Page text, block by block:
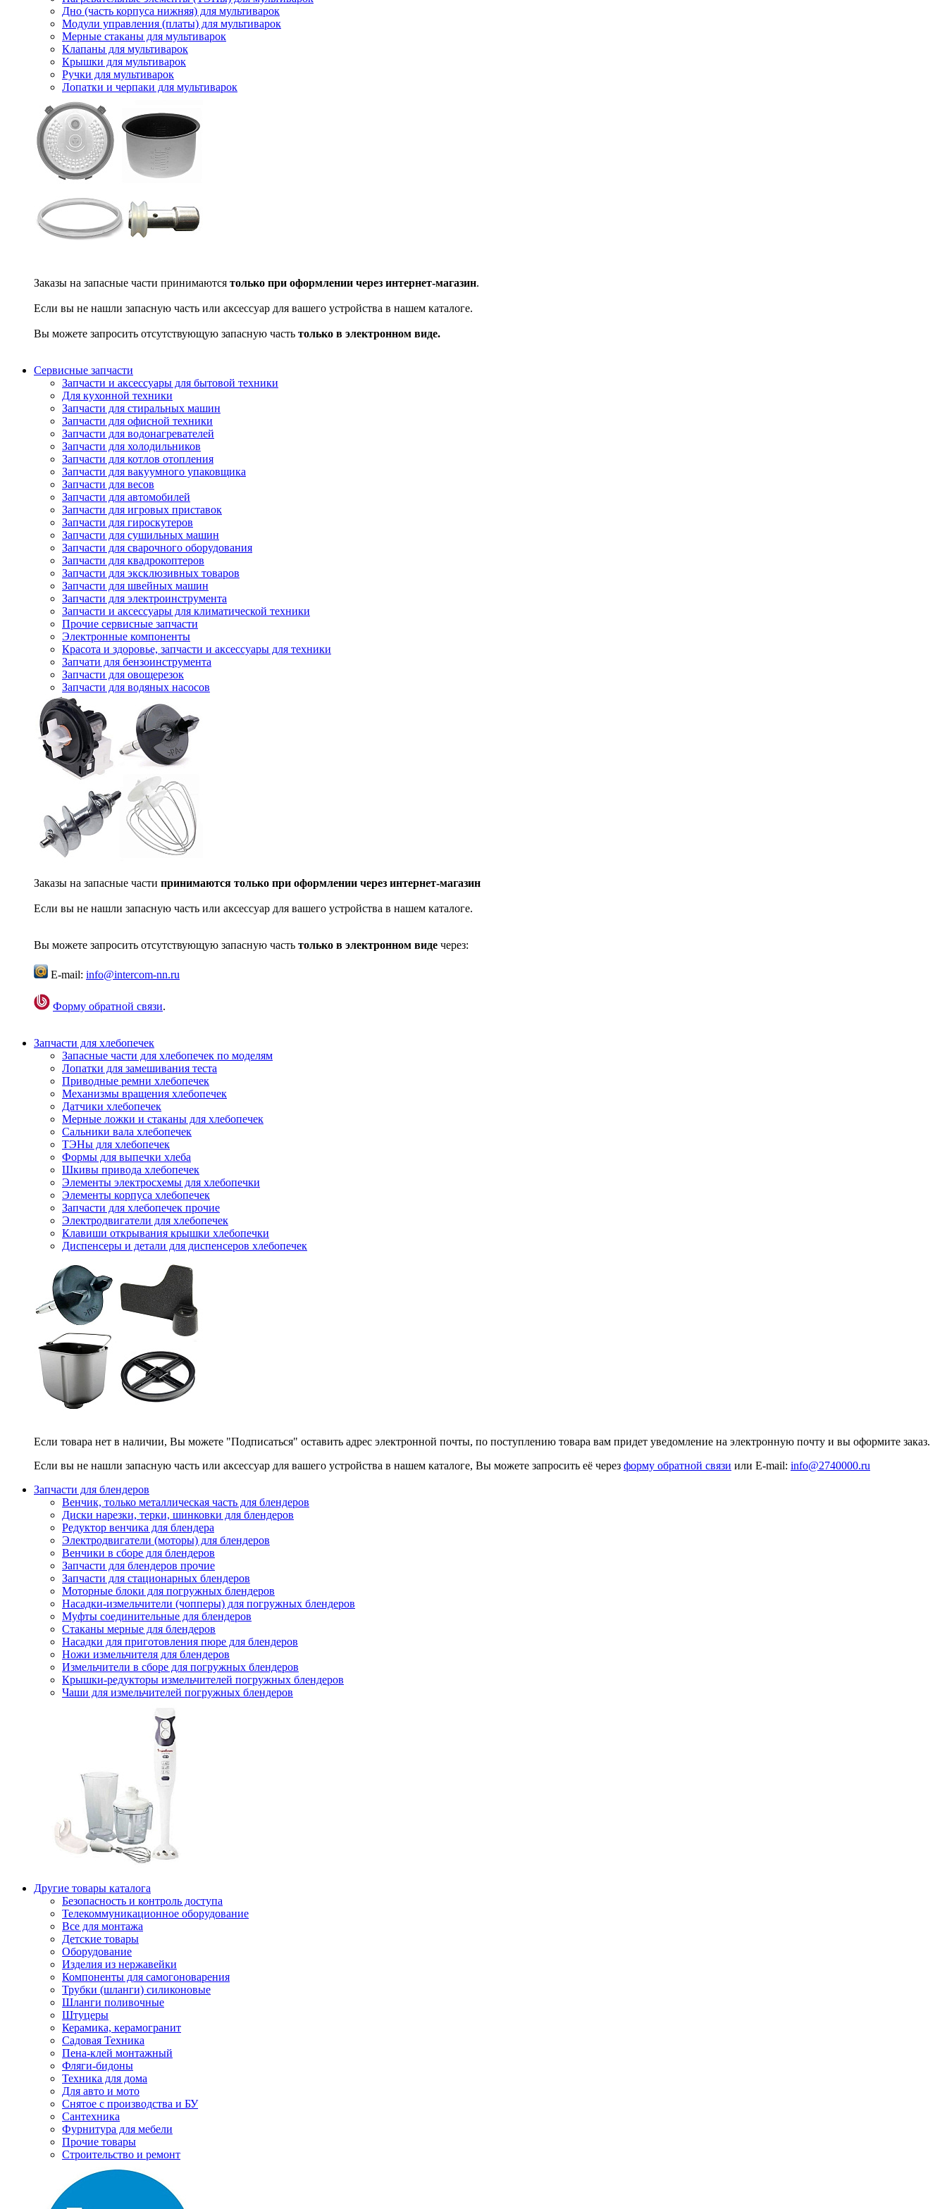
Дно (часть корпуса нижняя) для мультиварок
Модули управления (платы) для мультиварок
Мерные стаканы для мультиварок
Клапаны для мультиварок
Крышки для мультиварок
Ручки для мультиварок
Лопатки и черпаки для мультиварок
Заказы на запасные части принимаются только при оформлении через интернет-магазин.
Если вы не нашли запасную часть или аксессуар для вашего устройства в нашем каталоге.
Вы можете запросить отсутствующую запасную часть только в электронном виде.
Сервисные запчасти
Запчасти и аксессуары для бытовой техники
Для кухонной техники
Запчасти для стиральных машин
Запчасти для офисной техники
Запчасти для водонагревателей
Запчасти для холодильников
Запчасти для котлов отопления
Запчасти для вакуумного упаковщика
Запчасти для весов
Запчасти для автомобилей
Запчасти для игровых приставок
Запчасти для гироскутеров
Запчасти для сушильных машин
Запчасти для сварочного оборудования
Запчасти для квадрокоптеров
Запчасти для эксклюзивных товаров
Запчасти для швейных машин
Запчасти для электроинструмента
Запчасти и аксессуары для климатической техники
Прочие сервисные запчасти
Электронные компоненты
Красота и здоровье, запчасти и аксессуары для техники
Запчати для бензоинструмента
Запчасти для овощерезок
Запчасти для водяных насосов
Заказы на запасные части принимаются только при оформлении через интернет-магазин
Если вы не нашли запасную часть или аксессуар для вашего устройства в нашем каталоге.
Вы можете запросить отсутствующую запасную часть только в электронном виде через:
E-mail: info@intercom-nn.ru
Форму обратной связи.
Запчасти для хлебопечек
Запасные части для хлебопечек по моделям
Лопатки для замешивания теста
Приводные ремни хлебопечек
Механизмы вращения хлебопечек
Датчики хлебопечек
Мерные ложки и стаканы для хлебопечек
Сальники вала хлебопечек
ТЭНы для хлебопечек
Формы для выпечки хлеба
Шкивы привода хлебопечек
Элементы электросхемы для хлебопечки
Элементы корпуса хлебопечек
Запчасти для хлебопечек прочие
Электродвигатели для хлебопечек
Клавиши открывания крышки хлебопечки
Диспенсеры и детали для диспенсеров хлебопечек
Если товара нет в наличии, Вы можете "Подписаться" оставить адрес электронной почты, по поступлению товара вам придет уведомление на электронную почту и вы оформите заказ.
Если вы не нашли запасную часть или аксессуар для вашего устройства в нашем каталоге, Вы можете запросить её через форму обратной связи или E-mail: info@2740000.ru
Запчасти для блендеров
Венчик, только металлическая часть для блендеров
Диски нарезки, терки, шинковки для блендеров
Редуктор венчика для блендера
Электродвигатели (моторы) для блендеров
Венчики в сборе для блендеров
Запчасти для блендеров прочие
Запчасти для стационарных блендеров
Моторные блоки для погружных блендеров
Насадки-измельчители (чопперы) для погружных блендеров
Муфты соединительные для блендеров
Стаканы мерные для блендеров
Насадки для приготовления пюре для блендеров
Ножи измельчителя для блендеров
Измельчители в сборе для погружных блендеров
Крышки-редукторы измельчителей погружных блендеров
Чаши для измельчителей погружных блендеров
Другие товары каталога
Безопасность и контроль доступа
Телекоммуникационное оборудование
Все для монтажа
Детские товары
Оборудование
Изделия из нержавейки
Компоненты для самогоноварения
Трубки (шланги) силиконовые
Шланги поливочные
Штуцеры
Керамика, керамогранит
Садовая Техника
Пена-клей монтажный
Фляги-бидоны
Техника для дома
Для авто и мото
Снятое с производства и БУ
Сантехника
Фурнитура для мебели
Прочие товары
Строительство и ремонт